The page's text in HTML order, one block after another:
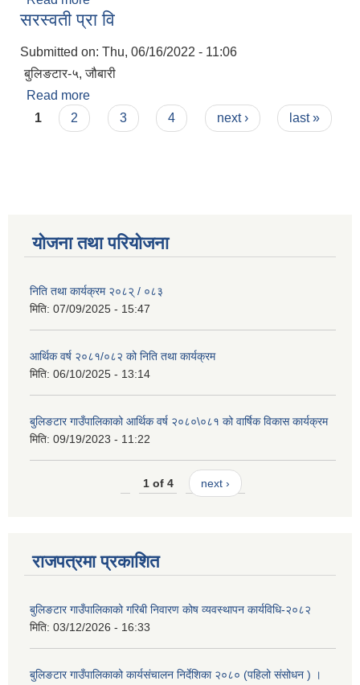
सरस्वती प्रा वि
Submitted on: Thu, 06/16/2022 - 11:06
बुलिङटार-५, जौबारी
Read more
Pages
1 2 3 4 next › last »
योजना तथा परियोजना
निति तथा कार्यक्रम २०८२् / ०८३
मिति: 07/09/2025 - 15:47
आर्थिक वर्ष २०८१/०८२ को निति तथा कार्यक्रम
मिति: 06/10/2025 - 13:14
बुलिङटार गाउँपालिकाको आर्थिक वर्ष २०८०\०८१ को वार्षिक विकास कार्यक्रम
मिति: 09/19/2023 - 11:22
1 of 4 next ›
राजपत्रमा प्रकाशित
बुलिङटार गाउँपालिकाको गरिबी निवारण कोष व्यवस्थापन कार्यविधि-२०८२
मिति: 03/12/2026 - 16:33
बुलिङटार गाउँपालिकाको कार्यसंचालन निर्देशिका २०८० (पहिलो संसोधन ) ।